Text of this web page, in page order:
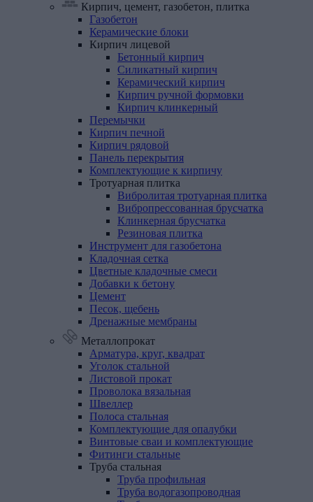
Кирпич, цемент, газобетон, плитка
Газобетон
Керамические блоки
Кирпич лицевой
Бетонный кирпич
Силикатный кирпич
Керамический кирпич
Кирпич ручной формовки
Кирпич клинкерный
Перемычки
Кирпич печной
Кирпич рядовой
Панель перекрытия
Комплектующие к кирпичу
Тротуарная плитка
Вибролитая тротуарная плитка
Вибропрессованная брусчатка
Клинкерная брусчатка
Резиновая плитка
Инструмент для газобетона
Кладочная сетка
Цветные кладочные смеси
Добавки к бетону
Цемент
Песок, щебень
Дренажные мембраны
Металлопрокат
Арматура, круг, квадрат
Уголок стальной
Листовой прокат
Проволока вязальная
Швеллер
Полоса стальная
Комплектующие для опалубки
Винтовые сваи и комплектующие
Фитинги стальные
Труба стальная
Труба профильная
Труба водогазопроводная